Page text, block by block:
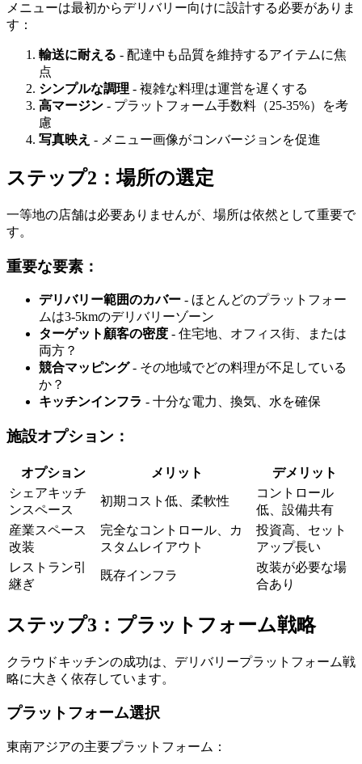
メニューは最初からデリバリー向けに設計する必要がありま
す：
輸送に耐える - 配達中も品質を維持するアイテムに焦
点
シンプルな調理 - 複雑な料理は運営を遅くする
高マージン - プラットフォーム手数料（25-35%）を考
慮
写真映え - メニュー画像がコンバージョンを促進
ステップ2：場所の選定
一等地の店舗は必要ありませんが、場所は依然として重要で
す。
重要な要素：
デリバリー範囲のカバー - ほとんどのプラットフォー
ムは3-5kmのデリバリーゾーン
ターゲット顧客の密度 - 住宅地、オフィス街、または
両方？
競合マッピング- その地域でどの料理が不足している
か？
キッチンインフラ - 十分な電力、換気、水を確保
施設オプション：
オプション メリット
デメリット
シェアキッチ
ンスペース
初期コスト低、柔軟性
コントロール
低、設備共有
産業スペース
改装
完全なコントロール、カ
スタムレイアウト
投資高、セット
アップ長い
レストラン引
継ぎ
既存インフラ
改装が必要な場
合あり
ステップ3：プラットフォーム戦略
クラウドキッチンの成功は、デリバリープラットフォーム戦
略に大きく依存しています。
プラットフォーム選択
東南アジアの主要プラットフォーム：